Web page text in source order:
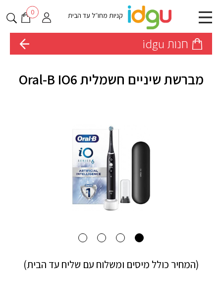
קניות מחו״ל עד הבית 0
חנות idgu
מברשת שיניים חשמלית Oral-B IO6
(המחיר כולל מיסים ומשלוח עם שליח עד הבית)